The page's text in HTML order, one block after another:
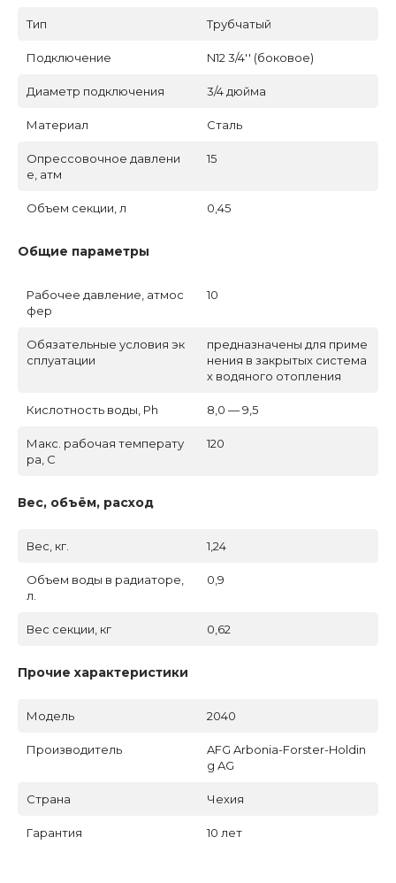
Тип Трубчатый
Подключение N12 3/4'' (боковое)
Диаметр подключения 3/4 дюйма
Материал Сталь
Опрессовочное давлени
е, атм
15
Объем секции, л 0,45
Общие параметры
Рабочее давление, атмос
фер
10
Обязательные условия эк
сплуатации
предназначены для приме
нения в закрытых система
х водяного отопления
Кислотность воды, Ph 8,0 — 9,5
Макс. рабочая температу
ра, C
120
Вес, объём, расход
Вес, кг. 1,24
Объем воды в радиаторе,
л.
0,9
Вес секции, кг 0,62
Прочие характеристики
Модель 2040
Производитель
AFG Arbonia-Forster-Holdin
g AG
Страна Чехия
Гарантия 10 лет